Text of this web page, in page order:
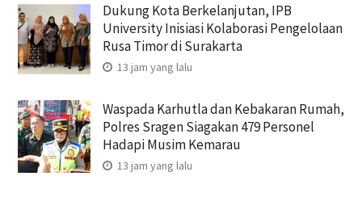
Dukung Kota Berkelanjutan, IPB
University Inisiasi Kolaborasi Pengelolaan
Rusa Timor di Surakarta
13 jam yang lalu
Waspada Karhutla dan Kebakaran Rumah,
Polres Sragen Siagakan 479 Personel
Hadapi Musim Kemarau
13 jam yang lalu